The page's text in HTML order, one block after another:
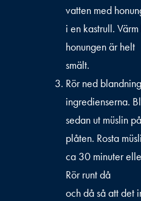
vatten med
i en kastrull.
honungen är helt
smält.
Rör ned
ingredienserna.
sedan ut müslin på
plåten. Rosta
ca 30 minuter
Rör runt då
och då så att det